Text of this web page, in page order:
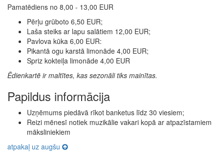
Pamatēdiens no 8,00 - 13,00 EUR
Pērļu grūboto 6,50 EUR;
Laša steiks ar lapu salātiem 12,00 EUR;
Pavlova kūka 6,00 EUR:
Pikantā ogu karstā limonāde 4,00 EUR;
Spriz kokteiļa limonāde 4,00 EUR
Ēdienkartē ir maltītes, kas sezonāli tiks mainītas.
Papildus informācija
Uzņēmums piedāvā rīkot banketus līdz 30 viesiem;
Reizi mēnesī notiek muzikālie vakari kopā ar atpazīstamiem
māksliniekiem
atpakaļ uz augšu